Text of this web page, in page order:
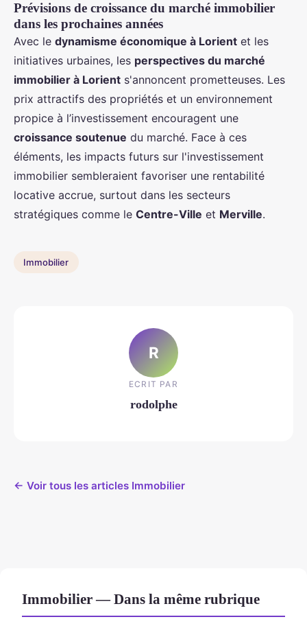
Prévisions de croissance du marché immobilier
dans les prochaines années
Avec le dynamisme économique à Lorient et les
initiatives urbaines, les perspectives du marché
immobilier à Lorient s'annoncent prometteuses. Les
prix attractifs des propriétés et un environnement
propice à l’investissement encouragent une
croissance soutenue du marché. Face à ces
éléments, les impacts futurs sur l'investissement
immobilier sembleraient favoriser une rentabilité
locative accrue, surtout dans les secteurs
stratégiques comme le Centre-Ville et Merville.
Immobilier
R
ECRIT PAR
rodolphe
← Voir tous les articles Immobilier
Immobilier — Dans la même rubrique